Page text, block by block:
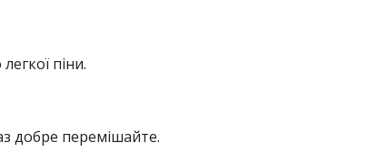
піни.
добре перемішайте.